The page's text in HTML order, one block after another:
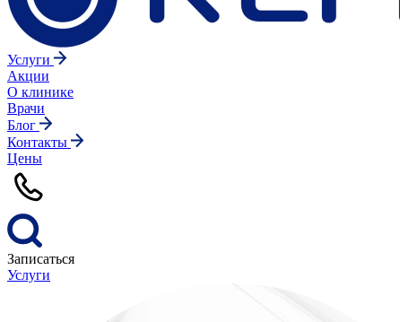
Услуги
Акции
О клинике
Врачи
Блог
Контакты
Цены
Записаться
Услуги